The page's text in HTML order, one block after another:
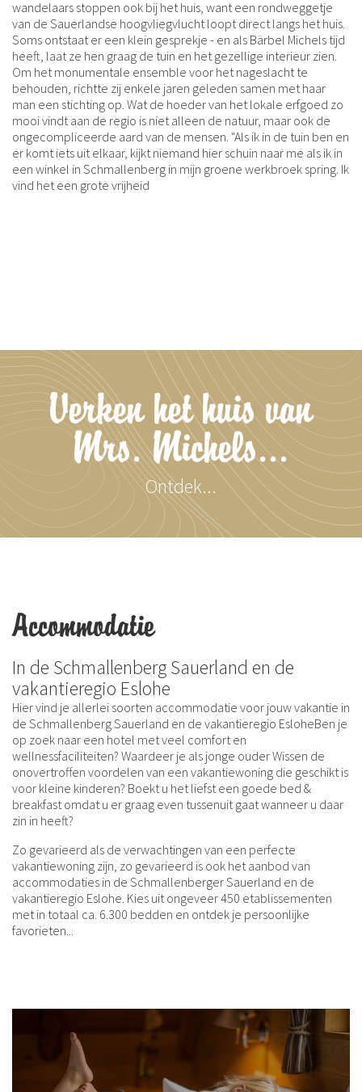
wandelaars stoppen ook bij het huis, want een rondweggetje
van de Sauerlandse hoogvliegvlucht loopt direct langs het huis.
Soms ontstaat er een klein gesprekje - en als Bärbel Michels tijd
heeft, laat ze hen graag de tuin en het gezellige interieur zien.
Om het monumentale ensemble voor het nageslacht te
behouden, richtte zij enkele jaren geleden samen met haar
man een stichting op. Wat de hoeder van het lokale erfgoed zo
mooi vindt aan de regio is niet alleen de natuur, maar ook de
ongecompliceerde aard van de mensen. "Als ik in de tuin ben en
er komt iets uit elkaar, kijkt niemand hier schuin naar me als ik in
een winkel in Schmallenberg in mijn groene werkbroek spring. Ik
vind het een grote vrijheid
Verken het huis van
Mrs. Michels...
Ontdek...
Accommodatie
In de Schmallenberg Sauerland en de
vakantieregio Eslohe
Hier vind je allerlei soorten accommodatie voor jouw vakantie in
de Schmallenberg Sauerland en de vakantieregio EsloheBen je
op zoek naar een hotel met veel comfort en
wellnessfaciliteiten? Waardeer je als jonge ouder Wissen de
onovertroffen voordelen van een vakantiewoning die geschikt is
voor kleine kinderen? Boekt u het liefst een goede bed &
breakfast omdat u er graag even tussenuit gaat wanneer u daar
zin in heeft?
Zo gevarieerd als de verwachtingen van een perfecte
vakantiewoning zijn, zo gevarieerd is ook het aanbod van
accommodaties in de Schmallenberger Sauerland en de
vakantieregio Eslohe. Kies uit ongeveer 450 etablissementen
met in totaal ca. 6.300 bedden en ontdek je persoonlijke
favorieten...